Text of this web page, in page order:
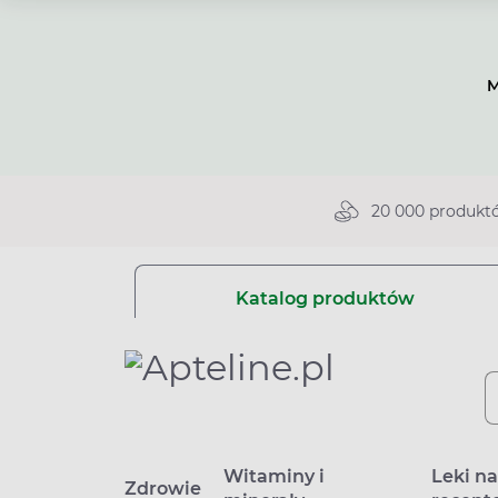
20 000
Katalog produktów
Zdrowie
Witaminy i
Leki na